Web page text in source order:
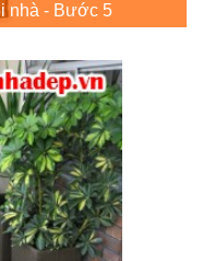
nhà - Bước 5